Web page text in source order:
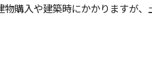
購入や建築時にかかりますが、